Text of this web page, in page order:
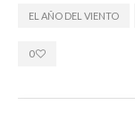
EL AÑO DEL VIENTO
0